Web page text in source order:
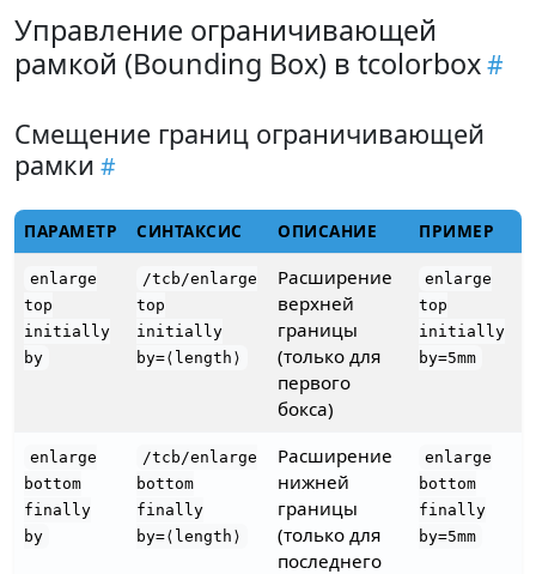
Управление ограничивающей
рамкой (Bounding Box) в tcolorbox
Смещение границ ограничивающей
рамки
ПАРАМЕТР СИНТАКСИС ОПИСАНИЕ ПРИМЕР
enlarge
top
initially
by
/tcb/enlarge
top
initially
by=⟨length⟩
Расширение
верхней
границы
(только для
первого
бокса)
enlarge
top
initially
by=5mm
enlarge
bottom
finally
by
/tcb/enlarge
bottom
finally
by=⟨length⟩
Расширение
нижней
границы
(только для
последнего
enlarge
bottom
finally
by=5mm